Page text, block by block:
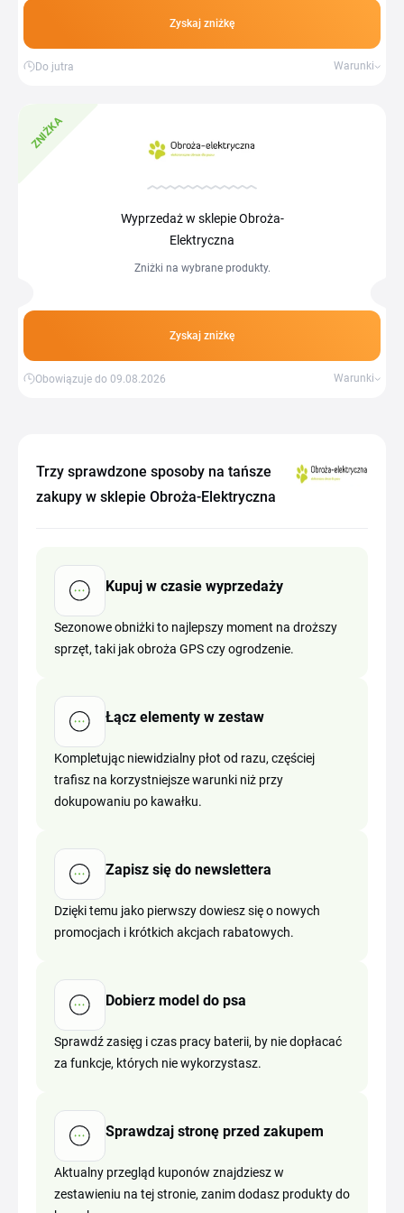
Zyskaj zniżkę
Do jutra Warunki
ZNIŻKA
Wyprzedaż w sklepie Obroża-
Elektryczna
Zniżki na wybrane produkty.
Zyskaj zniżkę
Obowiązuje do 09.08.2026 Warunki
Trzy sprawdzone sposoby na tańsze
zakupy w sklepie Obroża-Elektryczna
Kupuj w czasie wyprzedaży
Sezonowe obniżki to najlepszy moment na droższy
sprzęt, taki jak obroża GPS czy ogrodzenie.
Łącz elementy w zestaw
Kompletując niewidzialny płot od razu, częściej
trafisz na korzystniejsze warunki niż przy
dokupowaniu po kawałku.
Zapisz się do newslettera
Dzięki temu jako pierwszy dowiesz się o nowych
promocjach i krótkich akcjach rabatowych.
Dobierz model do psa
Sprawdź zasięg i czas pracy baterii, by nie dopłacać
za funkcje, których nie wykorzystasz.
Sprawdzaj stronę przed zakupem
Aktualny przegląd kuponów znajdziesz w
zestawieniu na tej stronie, zanim dodasz produkty do